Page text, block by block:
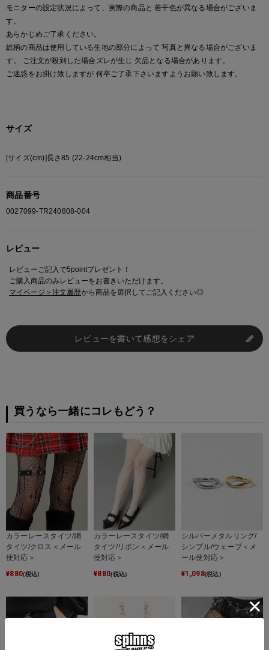
モニターの設定状況によって、実際の商品と 若干色が異なる場合がございま
す。
あらかじめご了承ください。
総柄の商品は使用している生地の部分によって 写真と異なる場合がございま
す。 ご注文が殺到した場合ズレが生じ 欠品となる場合があります。
ご迷惑をお掛け致しますが 何卒ご了承下さいますようお願い致します。
サイズ
[サイズ(cm)]長さ85 (22-24cm相当)
商品番号
0027099-TR240808-004
レビュー
レビューご記入で5pointプレゼント！
ご購入商品のみレビューをお書きいただけます。
マイページ＞注文履歴から商品を選択してご記入ください◎
レビューを書いて感想をシェア
買うなら一緒にコレもどう？
カラーレースタイツ/網
タイツ/クロス＜メール
便対応＞
¥880(税込)
カラーレースタイツ/網
タイツ/リボン＜メール
便対応＞
¥880(税込)
シルバーメタルリング/
シンプル/ウェーブ＜メ
ール便対応＞
¥1,098(税込)